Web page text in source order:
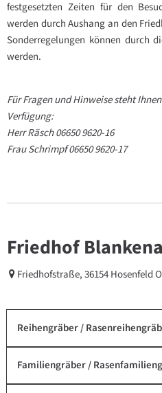
festgesetzten Zeiten für den
werden durch Aushang an den
Sonderregelungen können durch
werden.
Für Fragen und Hinweise steht
Verfügung:
Herr Räsch 06650 9620-16
Frau Schrimpf 06650 9620-17
Friedhof
Friedhofstraße, 36154 Hosenfeld
Reihengräber /
Familiengräber /